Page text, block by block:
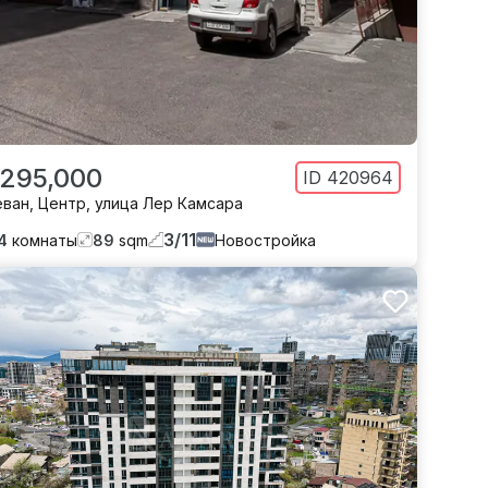
ID 420964
Центр улица Лер Камсара
комнаты 89 sqm 3/11 Новостройка